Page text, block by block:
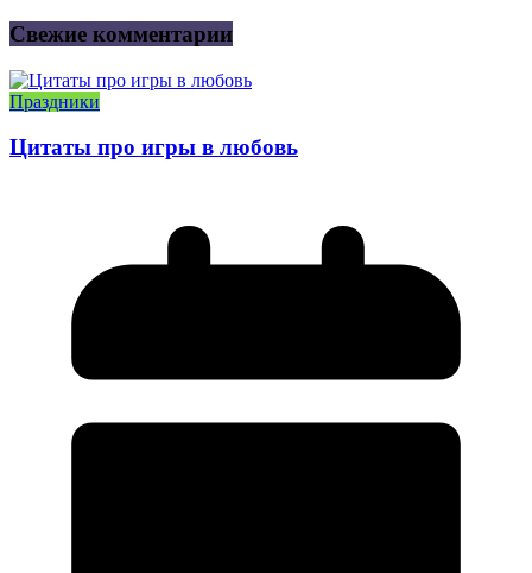
Свежие комментарии
Праздники
Цитаты про игры в любовь